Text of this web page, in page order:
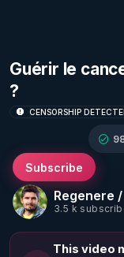
Guérir le
?
CENSORSHIP
Regenere
3.5 k
Subscribe
This video